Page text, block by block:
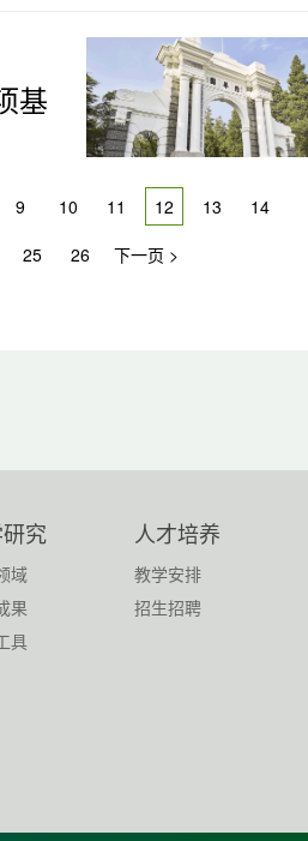
基
9 10 11 12 13
14
25 26 下一页 >
究
域
果
具
人才培养
教学安排
招生招聘